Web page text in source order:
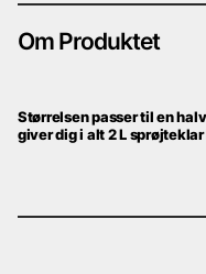
Om Produktet
Størrelsen passer til en
giver dig i alt 2 L